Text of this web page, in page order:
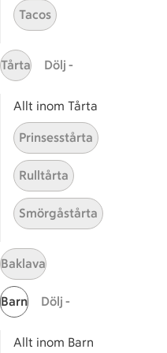
Receptet tar Över 60
Relaterade kategorier
Baka med dadlar
Dadlar godis
Sidfot
Tacos
Tårta Dölj -
Allt inom Tårta
Prinsesstårta
Rulltårta
Smörgåstårta
Baklava
Barn Dölj -
Allt inom Barn